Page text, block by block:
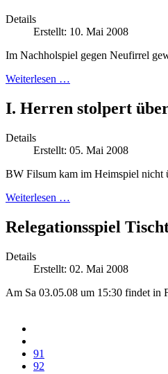
Details
Erstellt: 10. Mai 2008
Im Nachholspiel gegen Neufirrel
Weiterlesen …
I. Herren stolpert
Details
Erstellt: 05. Mai 2008
BW Filsum kam im Heimspiel nicht
Weiterlesen …
Relegationsspiel
Details
Erstellt: 02. Mai 2008
Am Sa 03.05.08 um 15:30 findet in
91
92